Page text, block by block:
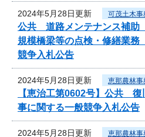
2024年5月28日更新 可茂土木事
公共 道路メンテナンス補
規模橋梁等の点検・修繕業
競争入札公告
2024年5月28日更新 恵那農林事
【恵治工第0602号】公共
事に関する一般競争入札公告
2024年5月28日更新 恵那農林事